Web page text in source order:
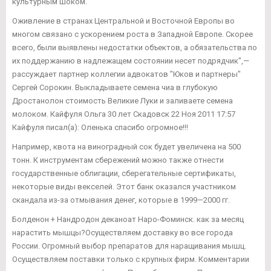
Оживление в странах Центральной и Восточной Европы во
многом связано с ускорением роста в Западной Европе. Скорее
всего, были выявлены недостатки объектов, а обязательства по
их поддержанию в надлежащем состоянии несет подрядчик",—
рассуждает партнер коллегии адвокатов "Юков и партнеры"
Сергей Сорокин. Выкладываете семена чиа в глубокую
Дростанолон стоимость Великие Луки и заливаете семена
молоком. Кайфуля Ольга 30 лет Скадовск 22 Ноя 2011 17:57
Кайфуля писал(а): Оленька спасибо огромное!!!
Например, квота на виноградный сок будет увеличена на 500
тонн. К инструментам сбережений можно также отнести
государственные облигации, сберегательные сертификаты,
некоторые виды векселей. Этот банк оказался участником
скандала из-за отмывания денег, которые в 1999—2000 гг.
Болденон + Нандродон деканоат Наро-Фоминск. как за месяц
нарастить мышцы?Осуществляем доставку во все города
России. Огромный выбор препаратов для наращивания мышц.
Осуществляем поставки только с крупных фирм. Комментарии